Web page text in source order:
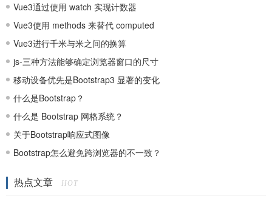
Vue3通过使用 watch 实现计数器
Vue3使用 methods 来替代 computed
Vue3进行千米与米之间的换算
js-三种方法能够确定浏览器窗口的尺寸
移动设备优先是Bootstrap3 显著的变化
什么是Bootstrap？
什么是 Bootstrap 网格系统？
关于Bootstrap响应式图像
Bootstrap怎么避免跨浏览器的不一致？
热点文章 HOT